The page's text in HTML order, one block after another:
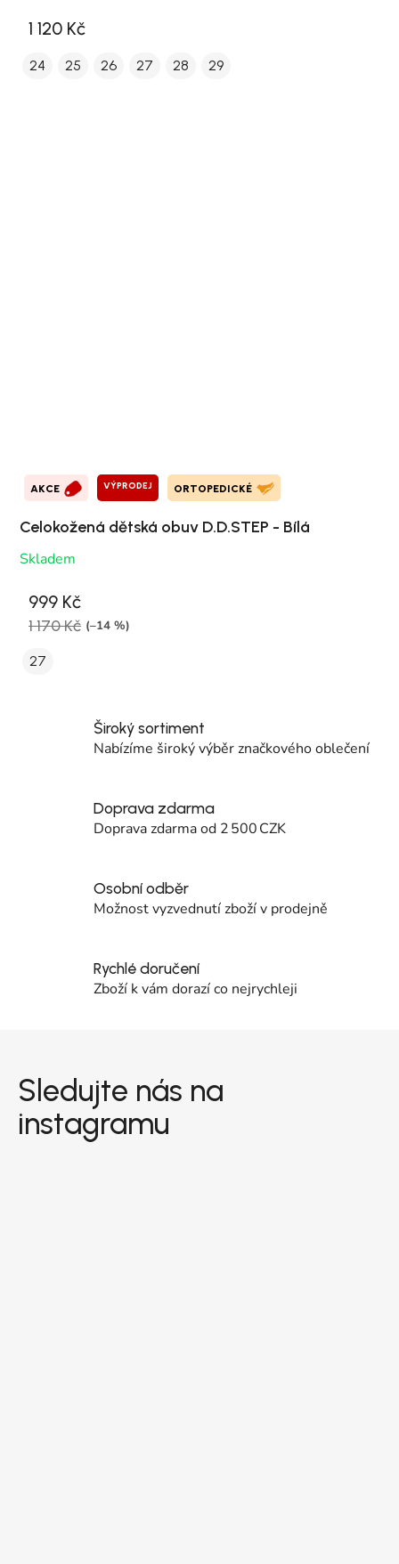
1 120 Kč
24 25 26 27 28 29
AKCE VÝPRODEJ ORTOPEDICKÉ
Celokožená dětská obuv D.D.STEP - Bílá
Skladem
999 Kč
1 170 Kč (–14 %)
27
Široký sortiment
Nabízíme široký výběr značkového oblečení
Doprava zdarma
Doprava zdarma od 2 500 CZK
Osobní odběr
Možnost vyzvednutí zboží v prodejně
Rychlé doručení
Zboží k vám dorazí co nejrychleji
Sledujte nás na
instagramu